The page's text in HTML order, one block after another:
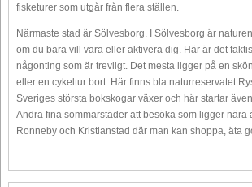
fisketurer som utgår från flera ställen.
Närmaste stad är Sölvesborg. I Sölvesborg är
om du bara vill vara eller aktivera dig. Här är det
någonting som är trevligt. Det mesta ligger på en
eller en cykeltur bort. Här finns bla naturreservatet
Sveriges största bokskogar växer och här startar
Andra fina sommarstäder att besöka som ligger nära
Ronneby och Kristianstad där man kan shoppa, äta